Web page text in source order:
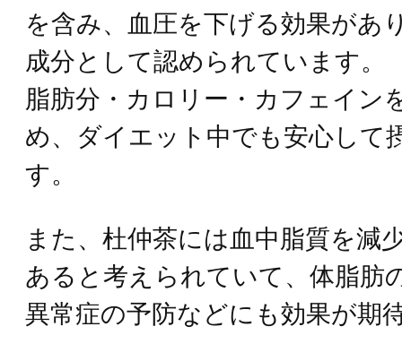
を含み、血圧を下げる効果があ
成分として認められています。
脂肪分・カロリー・カフェイン
め、ダイエット中でも安心して
す。
また、杜仲茶には血中脂質を減
あると考えられていて、体脂肪
異常症の予防などにも効果が期